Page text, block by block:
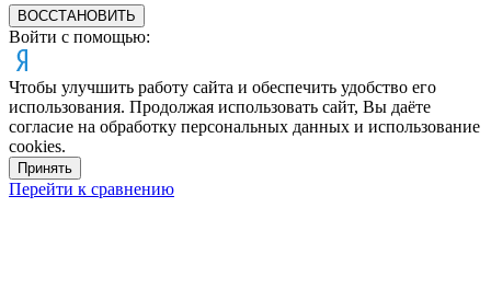
ВОССТАНОВИТЬ
Войти с помощью:
Чтобы улучшить работу сайта и обеспечить удобство его
использования. Продолжая использовать сайт, Вы даёте
согласие на обработку персональных данных и использование
cookies.
Принять
Перейти к сравнению